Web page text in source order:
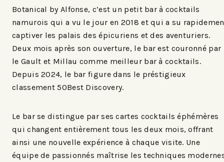
Botanical by Alfonse, c’est un petit bar à cocktails
namurois qui a vu le jour en 2018 et qui a su
captiver les palais des épicuriens et des aventuriers.
Deux mois après son ouverture, le bar est couronné par
le Gault et Millau comme meilleur bar à cocktails.
Depuis 2024, le bar figure dans le préstigieux
classement 50Best Discovery.
Le bar se distingue par ses cartes cocktails éphémères
qui changent entièrement tous les deux mois, offrant
ainsi une nouvelle expérience à chaque visite. Une
équipe de passionnés maîtrise les techniques